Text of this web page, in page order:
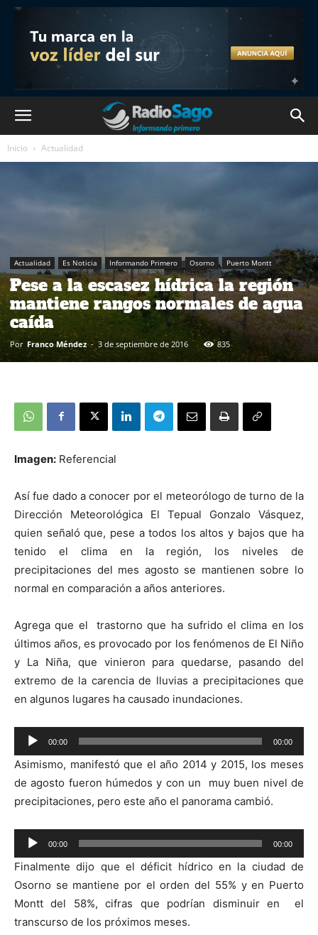
Inicio Actualidad
Actualidad Es Noticia Informando Primero Osorno Puerto Montt
Pese a la escasez hídrica la región
mantiene rangos normales de agua
caída
Por Franco Méndez - 3 de septiembre de 2016 835
Imagen: Referencial
Así fue dado a conocer por el meteorólogo de turno de la
Dirección Meteorológica El Tepual Gonzalo Vásquez,
quien señaló que, pese a todos los altos y bajos que ha
tenido el clima en la región, los niveles de
precipitaciones del mes agosto se mantienen sobre lo
normal en comparación a años anteriores.
Agrega que el trastorno que ha sufrido el clima en los
últimos años, es provocado por los fenómenos de El Niño
y La Niña, que vinieron para quedarse, pasando del
extremo de la carencia de lluvias a precipitaciones que
en algunos lugares ha causado inundaciones.
Reproductor
de
audio
00:00 00:00
Asimismo, manifestó que el año 2014 y 2015, los meses
de agosto fueron húmedos y con un muy buen nivel de
precipitaciones, pero este año el panorama cambió.
Reproductor
de
audio
00:00 00:00
Finalmente dijo que el déficit hídrico en la ciudad de
Osorno se mantiene por el orden del 55% y en Puerto
Montt del 58%, cifras que podrían disminuir en el
transcurso de los próximos meses.